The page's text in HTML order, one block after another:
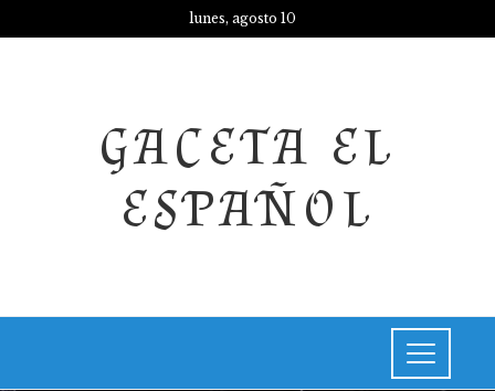
lunes, agosto 10
GACETA EL
ESPAÑOL